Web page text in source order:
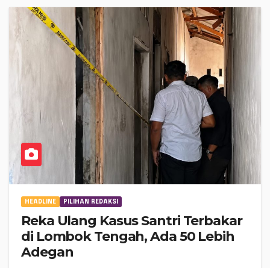
HEADLINE PILIHAN REDAKSI
Reka Ulang Kasus Santri Terbakar
di Lombok Tengah, Ada 50 Lebih
Adegan